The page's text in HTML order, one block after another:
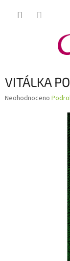
VITÁLKA
Průměrné
Neohodnoceno